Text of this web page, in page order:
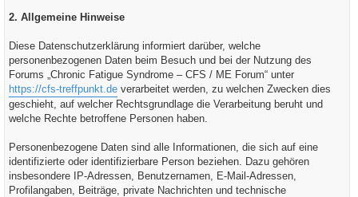
2. Allgemeine Hinweise
Diese Datenschutzerklärung informiert darüber, welche
personenbezogenen Daten beim Besuch und bei der Nutzung des
Forums „Chronic Fatigue Syndrome – CFS / ME Forum“ unter
https://cfs-treffpunkt.de verarbeitet werden, zu welchen Zwecken dies
geschieht, auf welcher Rechtsgrundlage die Verarbeitung beruht und
welche Rechte betroffene Personen haben.
Personenbezogene Daten sind alle Informationen, die sich auf eine
identifizierte oder identifizierbare Person beziehen. Dazu gehören
insbesondere IP-Adressen, Benutzernamen, E-Mail-Adressen,
Profilangaben, Beiträge, private Nachrichten und technische